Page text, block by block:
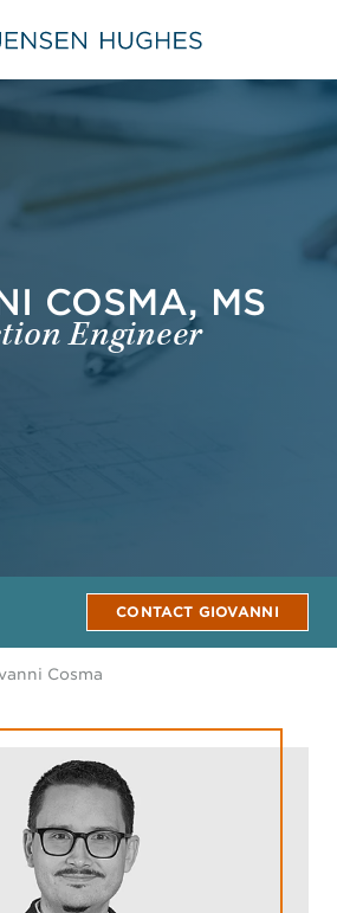
Jensen Hughes Pacific
COSMA, MS
Engineer
CONTACT GIOVANNI
Cosma